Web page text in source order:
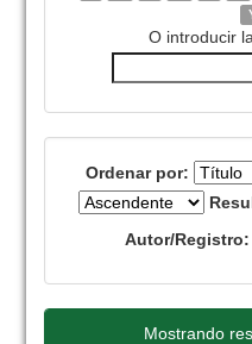
O introducir
Ordenar por:
Autor/Registro:
Mostrando